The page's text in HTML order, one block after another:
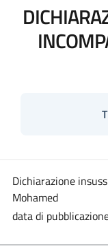
Dichiarazione
Mohamed
data di